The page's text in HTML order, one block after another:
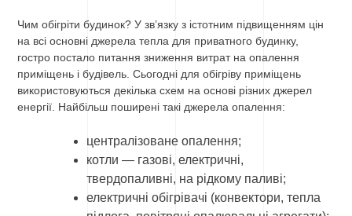
Чим обігріти будинок? У зв’язку з істотним підвищенням цін
на всі основні джерела тепла для приватного будинку,
гостро постало питання зниження витрат на опалення
приміщень і будівель. Сьогодні для обігріву приміщень
використовуються декілька схем на основі різних джерел
енергії. Найбільш поширені такі джерела опалення:
централізоване опалення;
котли — газові, електричні,
твердопаливні, на рідкому паливі;
електричні обігрівачі (конвектори, тепла